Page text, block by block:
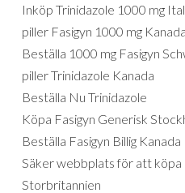
Inköp Trinidazole 1000 mg
piller Fasigyn 1000 mg Kanada
Beställa 1000 mg Fasigyn
piller Trinidazole Kanada
Beställa Nu Trinidazole
Köpa Fasigyn Generisk
Beställa Fasigyn Billig Kanada
Säker webbplats för att köpa
Storbritannien